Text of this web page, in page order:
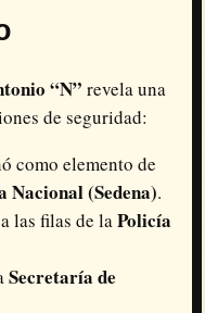
“N” revela una
de seguridad:
como elemento de
Nacional (Sedena).
las filas de laPolicía
Secretaría de